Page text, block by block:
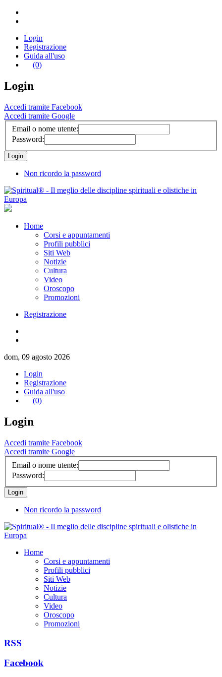
Login
Registrazione
Guida all'uso
(0)
Login
Accedi tramite Facebook
Accedi tramite Google
Email o nome utente:
Password:
Non ricordo la password
Home
Corsi e appuntamenti
Profili pubblici
Siti Web
Notizie
Cultura
Video
Oroscopo
Promozioni
Registrazione
dom, 09 agosto 2026
Login
Registrazione
Guida all'uso
(0)
Login
Accedi tramite Facebook
Accedi tramite Google
Email o nome utente:
Password:
Non ricordo la password
Home
Corsi e appuntamenti
Profili pubblici
Siti Web
Notizie
Cultura
Video
Oroscopo
Promozioni
RSS
Facebook